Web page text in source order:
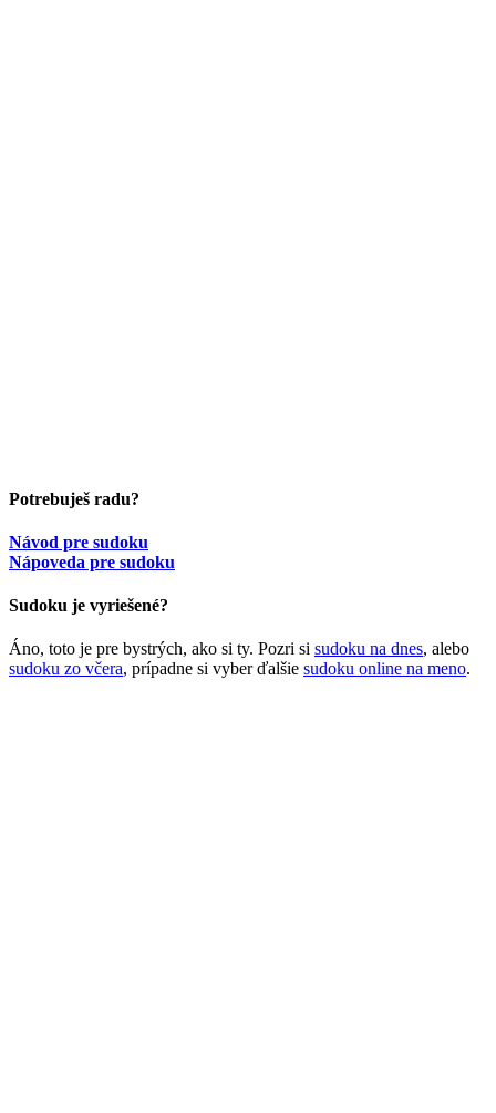
Potrebuješ radu?
Návod pre sudoku
Nápoveda pre sudoku
Sudoku je vyriešené?
Áno, toto je pre bystrých, ako si ty. Pozri si sudoku na dnes, alebo
sudoku zo včera, prípadne si vyber ďalšie sudoku online na meno.